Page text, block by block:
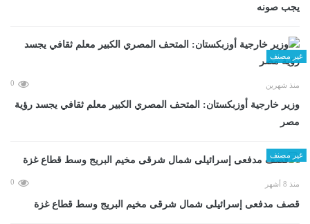
يجب صونه
غير مصنف
منذ شهرين 0
وزير خارجية أوزبكستان: المتحف المصري الكبير معلم ثقافي يجسد رؤية
مصر
غير مصنف
منذ 8 أشهر 0
قصف مدفعى إسرائيلى شمال شرقى مخيم البريج وسط قطاع غزة